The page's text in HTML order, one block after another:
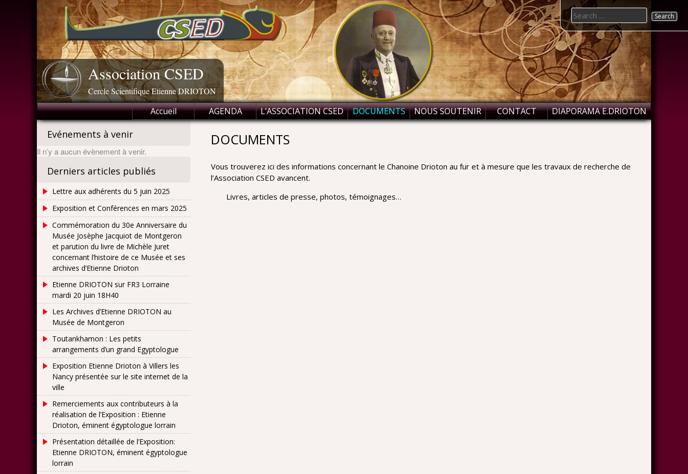
Association CSED
Cercle Scientifique Etienne DRIOTON
Accueil AGENDA L’ASSOCIATION CSED DOCUMENTS NOUS SOUTENIR CONTACT DIAPORAMA E.DRIOTON
Search
for:
DOCUMENTS
Vous trouverez ici des informations concernant le Chanoine Drioton au fur et à mesure que les travaux de recherche de
l’Association CSED avancent.
Livres, articles de presse, photos, témoignages…
Evénements à venir
Il n’y a aucun évènement à venir.
Derniers articles publiés
Lettre aux adhérents du 5 juin 2025
Exposition et Conférences en mars 2025
Commémoration du 30e Anniversaire du
Musée Josèphe Jacquiot de Montgeron
et parution du livre de Michèle Juret
concernant l’histoire de ce Musée et ses
archives d’Etienne Drioton
Etienne DRIOTON sur FR3 Lorraine
mardi 20 juin 18H40
Les Archives d’Etienne DRIOTON au
Musée de Montgeron
Toutankhamon : Les petits
arrangements d’un grand Egyptologue
Exposition Etienne Drioton à Villers les
Nancy présentée sur le site internet de la
ville
Remerciements aux contributeurs à la
réalisation de l’Exposition : Etienne
Drioton, éminent égyptologue lorrain
Présentation détaillée de l’Exposition:
Etienne DRIOTON, éminent égyptologue
lorrain